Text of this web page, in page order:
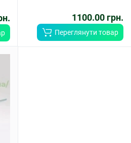
1100.00 грн.
Переглянути товар